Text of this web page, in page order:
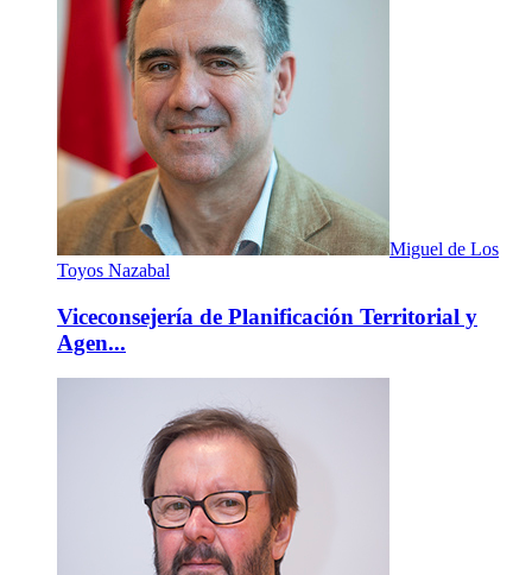
Miguel de Los
Toyos Nazabal
Viceconsejería de Planificación Territorial y
Agen...